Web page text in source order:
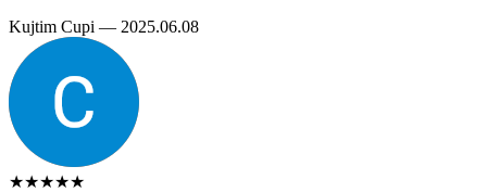
Kujtim Cupi — 2025.06.08
★★★★★